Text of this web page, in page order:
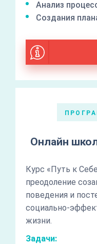
Анализ
Создания
Онлайн
Курс «Путь к
преодоление
поведения и
социально-
жизни.
Задачи: